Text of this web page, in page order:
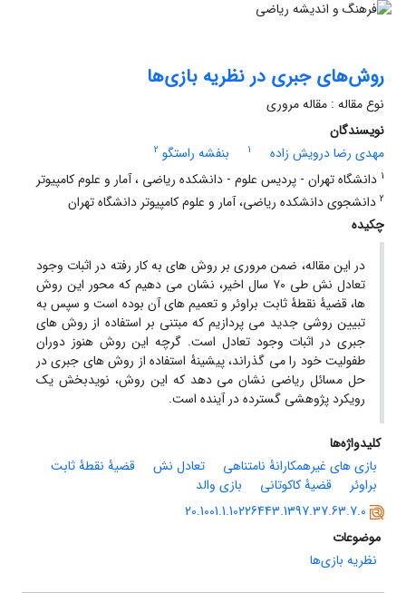
روش‌های جبری در نظریه بازی‌ها
نوع مقاله : مقاله مروری
نویسندگان
مهدی رضا درویش زاده
1 بنفشه راستگو 2
1 دانشگاه تهران - پردیس علوم - دانشکده ریاضی ، آمار و علوم کامپیوتر
2 دانشجوی دانشکده ریاضی، آمار و علوم کامپیوتر دانشگاه تهران
چکیده
در این مقاله، ضمن مروری بر روش های به کار رفته در اثبات وجود
تعادل نش طی ٧٠ سال اخیر، نشان می دهیم که محور این روش
ها، قضیۀ نقطۀ ثابت براوئر و تعمیم های آن بوده است و سپس به
تبیین روشی جدید می پردازیم که مبتنی بر استفاده از روش های
جبری در اثبات وجود تعادل است. گرچه این روش هنوز دوران
طفولیت خود را می گذراند، پیشینۀ استفاده از روش های جبری در
حل مسائل ریاضی نشان می دهد که این روش، نویدبخش یک
رویکرد پژوهشی گسترده در آینده است.
کلیدواژه‌ها
بازی های غیرهمکارانۀ نامتناهی
تعادل نش
قضیۀ نقطۀ ثابت
براوئر
قضیۀ کاکوتانی
بازی والد
20.1001.1.10226443.1397.37.63.7.0
موضوعات
نظریه بازی‌ها